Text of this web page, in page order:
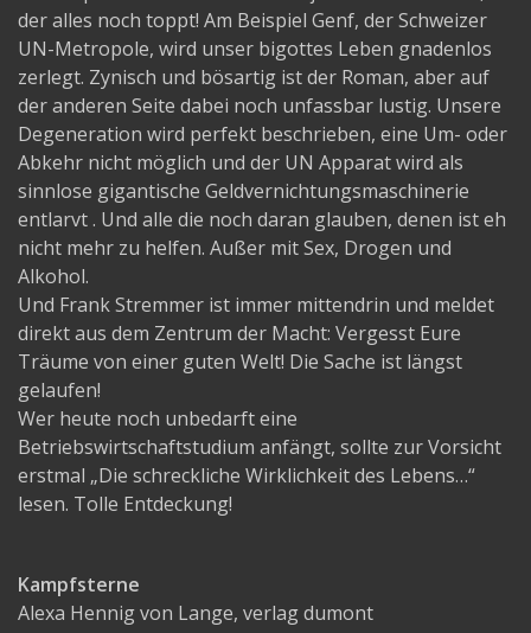
der alles noch toppt! Am Beispiel Genf, der Schweizer
UN-Metropole, wird unser bigottes Leben gnadenlos
zerlegt. Zynisch und bösartig ist der Roman, aber auf
der anderen Seite dabei noch unfassbar lustig. Unsere
Degeneration wird perfekt beschrieben, eine Um- oder
Abkehr nicht möglich und der UN Apparat wird als
sinnlose gigantische Geldvernichtungsmaschinerie
entlarvt . Und alle die noch daran glauben, denen ist eh
nicht mehr zu helfen. Außer mit Sex, Drogen und
Alkohol.
Und Frank Stremmer ist immer mittendrin und meldet
direkt aus dem Zentrum der Macht: Vergesst Eure
Träume von einer guten Welt! Die Sache ist längst
gelaufen!
Wer heute noch unbedarft eine
Betriebswirtschaftstudium anfängt, sollte zur Vorsicht
erstmal „Die schreckliche Wirklichkeit des Lebens…“
lesen. Tolle Entdeckung!
Kampfsterne
Alexa Hennig von Lange, verlag dumont